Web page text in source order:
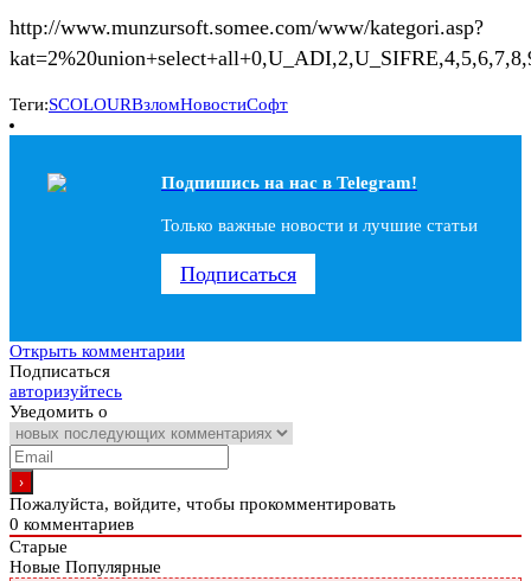
http://www.munzursoft.somee.com/www/kategori.asp?
Теги:SCOLOURВзломНовостиСофт
Подпишись на наc в Telegram!
Только важные новости и лучшие статьи
Подписаться
Открыть комментарии
Подписаться
авторизуйтесь
Уведомить о
Пожалуйста, войдите, чтобы прокомментировать
0 комментариев
Старые
Новые Популярные